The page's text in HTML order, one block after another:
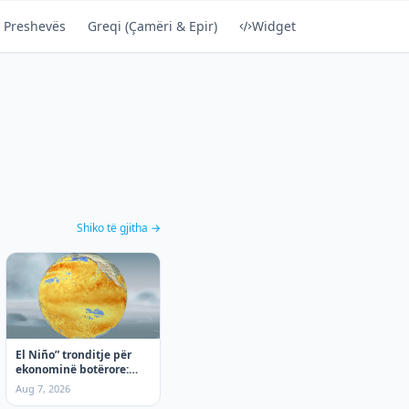
Greqi (Çamëri & Epir) Widget
Shiko të gjitha →
El Niño” tronditje për
ekonominë botërore:
Nga moti ekstrem te
rritja e çmimeve, çfarë
Aug 7, 2026